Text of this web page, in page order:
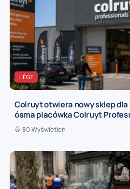
LIÈGE
Colruyt otwiera nowy sklep dla
ósma placówka Colruyt
80 Wyświetleń